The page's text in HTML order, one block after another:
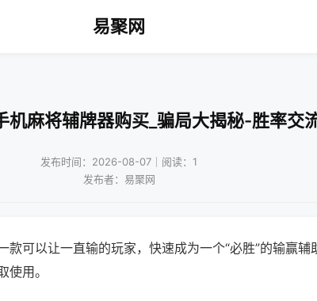
易聚网
机麻将辅牌器购买_骗局大揭秘-胜率交
发布时间：2026-08-07｜阅读：1
发布者：易聚网
款可以让一直输的玩家，快速成为一个“必胜”的输赢辅
用。